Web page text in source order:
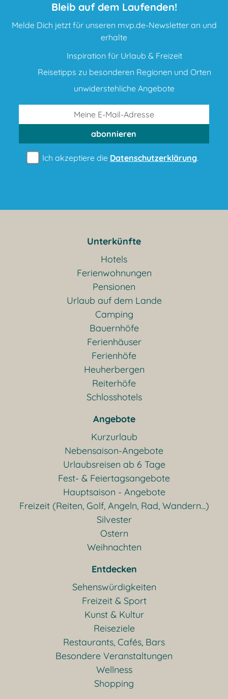
Bleib auf dem Laufenden!
Melde Dich jetzt für unseren mvp.de-Newsletter an und
erhalte
Inspiration für Urlaub & Freizeit
Reisetipps zu besonderen Regionen und Orten
unwiderstehliche Angebote
abonnieren
Ich akzeptiere die Datenschutzerklärung.
Unterkünfte
Hotels
Ferienwohnungen
Pensionen
Urlaub auf dem Lande
Camping
Bauernhöfe
Ferienhäuser
Ferienhöfe
Heuherbergen
Reiterhöfe
Schlosshotels
Angebote
Kurzurlaub
Nebensaison-Angebote
Urlaubsreisen ab 6 Tage
Fest- & Feiertagsangebote
Hauptsaison - Angebote
Freizeit (Reiten, Golf, Angeln, Rad, Wandern...)
Silvester
Ostern
Weihnachten
Entdecken
Sehenswürdigkeiten
Freizeit & Sport
Kunst & Kultur
Reiseziele
Restaurants, Cafés, Bars
Besondere Veranstaltungen
Wellness
Shopping